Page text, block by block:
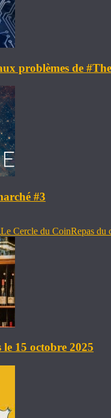
problèmes de
#3
Le Cercle du CoinRepas du
le 15 octobre 2025